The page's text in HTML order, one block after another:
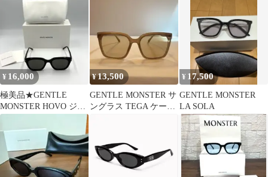
¥ 16,000
極美品★GENTLE
MONSTER HOVO ジェ
ントルモンスタ
¥13,500
GENTLE MONSTER サ
ングラス TEGA ケース
¥ 17,500
GENTLE MONSTER
LA SOLA